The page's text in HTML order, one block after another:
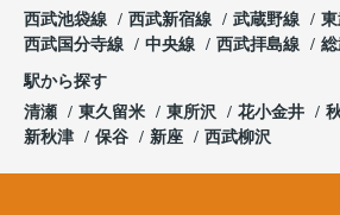
西武池袋線
西武新宿線 武蔵野線
西武国分寺線
中央線 西武拝島線
駅から探す
清瀬
東久留米 東所沢 花小金井
新秋津
保谷 新座 西武柳沢